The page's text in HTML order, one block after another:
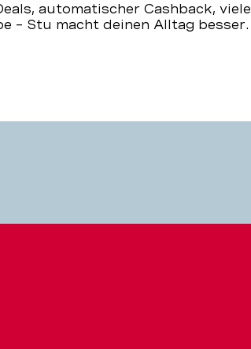
automatischer Cashback, viele
– Stu macht deinen Alltag besser.